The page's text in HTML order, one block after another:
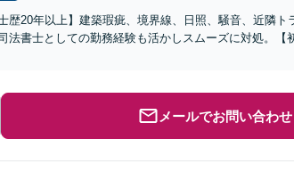
歴20年以上】建築瑕疵、境界線、日照、騒音、近隣ト
法書士としての勤務経験も活かしスムーズに対処。【
メールでお問い合わせ